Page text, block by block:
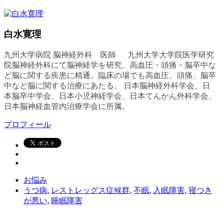
白水寛理
九州大学病院 脳神経外科 医師 九州大学大学院医学研究
院脳神経外科にて脳神経学を研究、高血圧・頭痛・脳卒中な
ど脳に関する疾患に精通。臨床の場でも高血圧、頭痛、脳卒
中など脳に関する治療にあたる。 日本脳神経外科学会、日
本脳卒中学会、日本小児神経学会、日本てんかん外科学会、
日本脳神経血管内治療学会に所属。
プロフィール
お悩み
うつ病, レストレッグス症候群, 不眠, 入眠障害, 寝つき
が悪い, 睡眠障害